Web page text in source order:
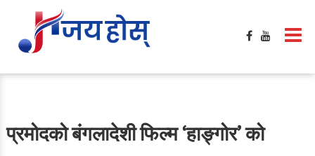
प्रमोदको बंगलादेशी फिल्म ‘हाङ्गोर’ को